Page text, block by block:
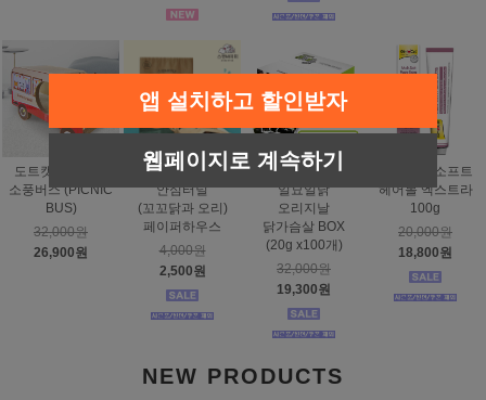
도트캣 스크래처
소풍버스 (PICNIC
BUS)
32,000원
26,900원
스탠바이미
안심터널
(꼬꼬닭과 오리)
페이퍼하우스
4,000원
2,500원
태비토퍼
일묘일닭
오리지날
닭가슴살 BOX
(20g x100개)
32,000원
19,300원
짐펫 몰트소프트
헤어볼 엑스트라
100g
20,000원
18,800원
NEW PRODUCTS
앱 설치하고 할인받자
웹페이지로 계속하기